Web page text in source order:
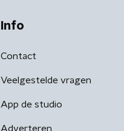
Info
Contact
Veelgestelde vragen
App de studio
Adverteren